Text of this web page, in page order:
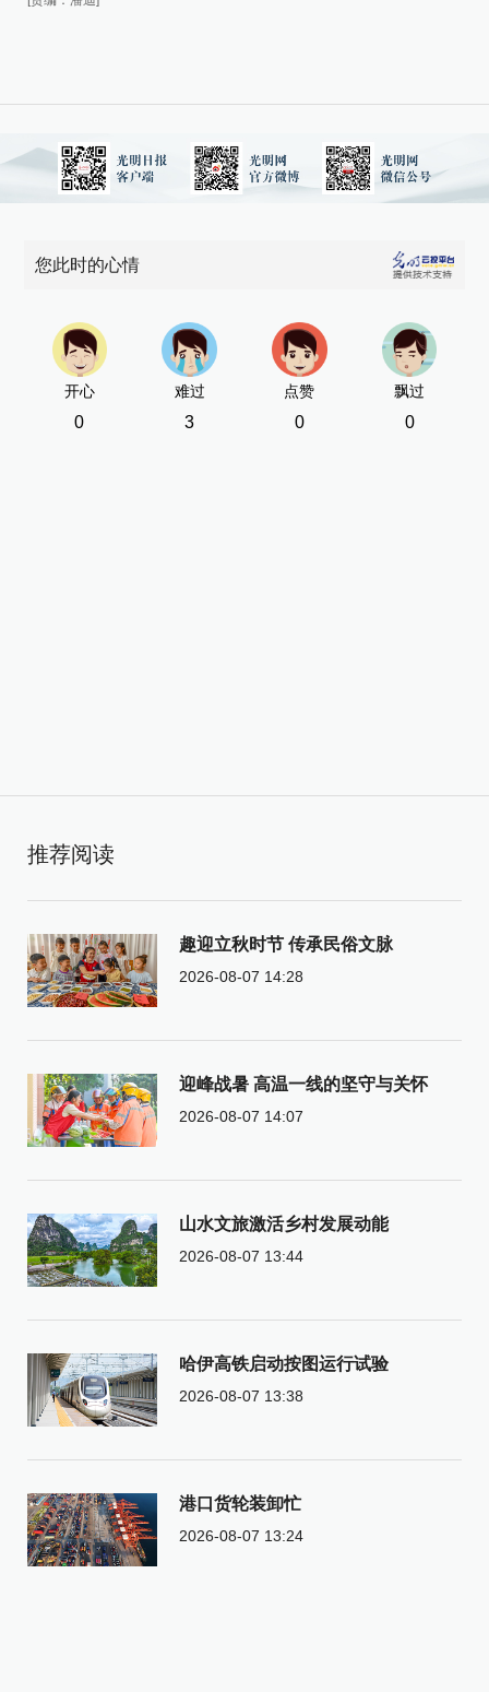
您此时的心情
开心
0
难过
3
点赞
0
飘过
0
推荐阅读
趣迎立秋时节 传承民俗文脉
2026-08-07 14:28
迎峰战暑 高温一线的坚守与关怀
2026-08-07 14:07
山水文旅激活乡村发展动能
2026-08-07 13:44
哈伊高铁启动按图运行试验
2026-08-07 13:38
港口货轮装卸忙
2026-08-07 13:24